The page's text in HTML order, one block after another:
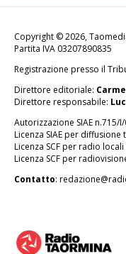
Copyright © 2026,
Partita IVA 03207890835
Registrazione presso il
Direttore editoriale:
Direttore responsabile:
Autorizzazione SIAE n.715/I/
Licenza SIAE per diffusione
Licenza SCF per radio locali
Licenza SCF per
Contatto: